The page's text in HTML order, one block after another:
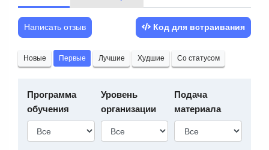
Написать отзыв Код для встраивания
Новые Первые Лучшие Худшие Со статусом
Программа
обучения
Уровень
организации
Подача
материала